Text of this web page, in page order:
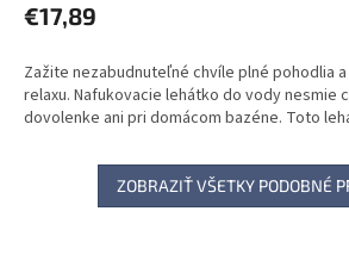
€17,89
Zažite nezabudnuteľné chvíle plné pohodlia
relaxu. Nafukovacie lehátko do vody nesmie
dovolenke ani pri domácom bazéne. Toto
ZOBRAZIŤ VŠETKY PODOBNÉ